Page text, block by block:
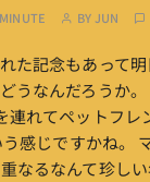
BYJUN
た記念もあって
うなんだろうか
れてペットフレ
感じですかね。
なるなんて珍し